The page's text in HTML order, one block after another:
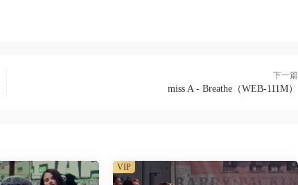
下一篇
miss A - Breathe（WEB-111M）
VIP